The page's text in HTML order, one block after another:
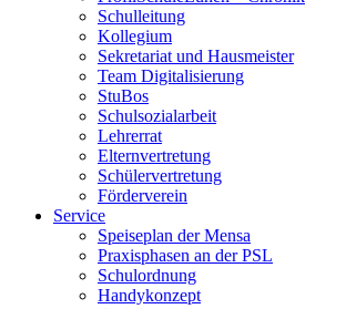
Schulleitung
Kollegium
Sekretariat und Hausmeister
Team Digitalisierung
StuBos
Schulsozialarbeit
Lehrerrat
Elternvertretung
Schülervertretung
Förderverein
Service
Speiseplan der Mensa
Praxisphasen an der PSL
Schulordnung
Handykonzept